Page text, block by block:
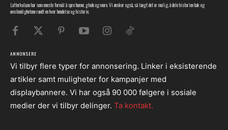
Latterkula.no har som eneste formål å spre humor, glede og moro. Vi ønsker også, så langt det er mulig, å dele historien bak og
omstendighetene rundt en hver hendelse og historie.
ANNONSERE
Vi tilbyr flere typer for annonsering. Linker i eksisterende
artikler samt muligheter for kampanjer med
displaybannere. Vi har også 90 000 følgere i sosiale
medier der vi tilbyr delinger. Ta kontakt.